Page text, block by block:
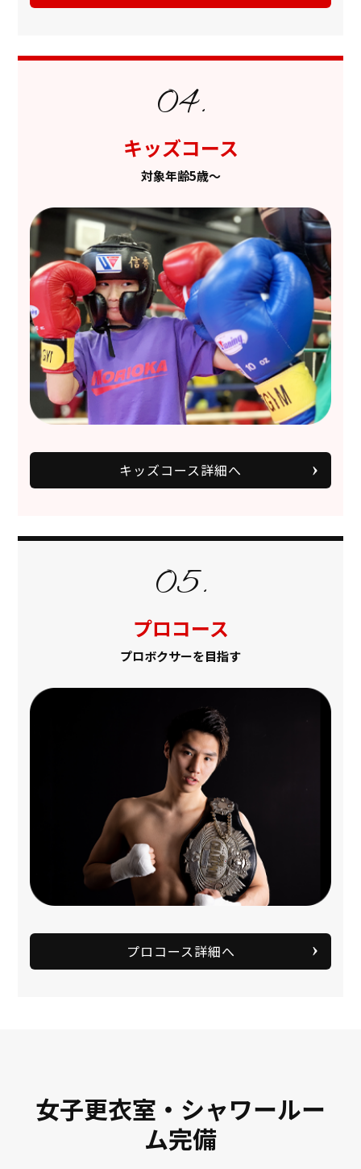
キッズコース
対象年齢5歳～
キッズコース詳細へ
プロコース
プロボクサーを目指す
プロコース詳細へ
女子更衣室・シャワールー
ム完備